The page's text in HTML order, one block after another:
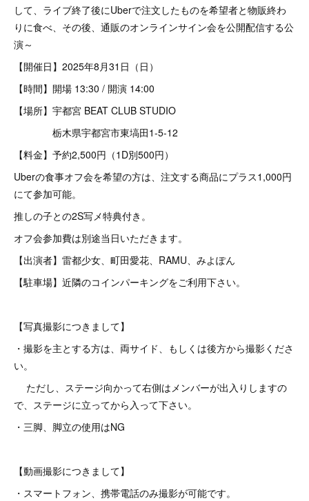
して、ライブ終了後にUberで注文したものを希望者と物販終わ
りに食べ、その後、通販のオンラインサイン会を公開配信する公
演～
【開催日】2025年8月31日（日）
【時間】開場 13:30 / 開演 14:00
【場所】宇都宮 BEAT CLUB STUDIO
栃木県宇都宮市東塙田1-5-12
【料金】予約2,500円（1D別500円）
Uberの食事オフ会を希望の方は、注文する商品にプラス1,000円
にて参加可能。
推しの子との2S写メ特典付き。
オフ会参加費は別途当日いただきます。
【出演者】雷都少女、町田愛花、RAMU、みよぽん
【駐車場】近隣のコインパーキングをご利用下さい。
【写真撮影につきまして】
・撮影を主とする方は、両サイド、もしくは後方から撮影くださ
い。
ただし、ステージ向かって右側はメンバーが出入りしますの
で、ステージに立ってから入って下さい。
・三脚、脚立の使用はNG
【動画撮影につきまして】
・スマートフォン、携帯電話のみ撮影が可能です。